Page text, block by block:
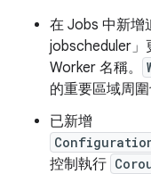
在 Jobs 中新增
jobscheduler」
Worker 名稱。
的重要區域周圍
已新增
控制執行